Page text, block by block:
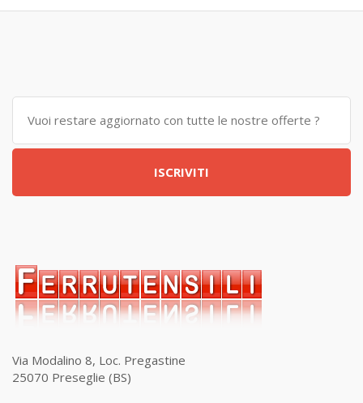
ISCRIVITI
Via Modalino 8, Loc. Pregastine
25070 Preseglie (BS)